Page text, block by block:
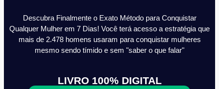
Descubra Finalmente o Exato Método para Conquistar
Qualquer Mulher em 7 Dias! Você terá acesso a estratégia que
mais de 2.478 homens usaram para conquistar mulheres
mesmo sendo tímido e sem "saber o que falar"
LIVRO 100% DIGITAL